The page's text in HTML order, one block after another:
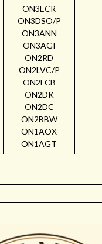
ON3ECR
ON3DSO/P
ON3ANN
ON3AGI
ON2RD
ON2LVC/P
ON2FCB
ON2DK
ON2DC
ON2BBW
ON1AOX
ON1AGT